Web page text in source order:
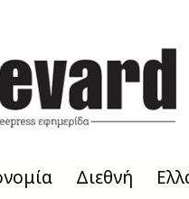
Διεθνή